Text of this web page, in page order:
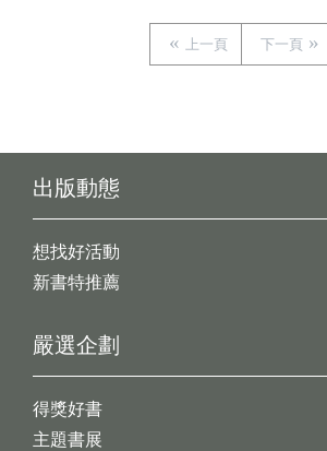
上一頁 下一頁
出版動態
想找好活動
新書特推薦
嚴選企劃
得獎好書
主題書展